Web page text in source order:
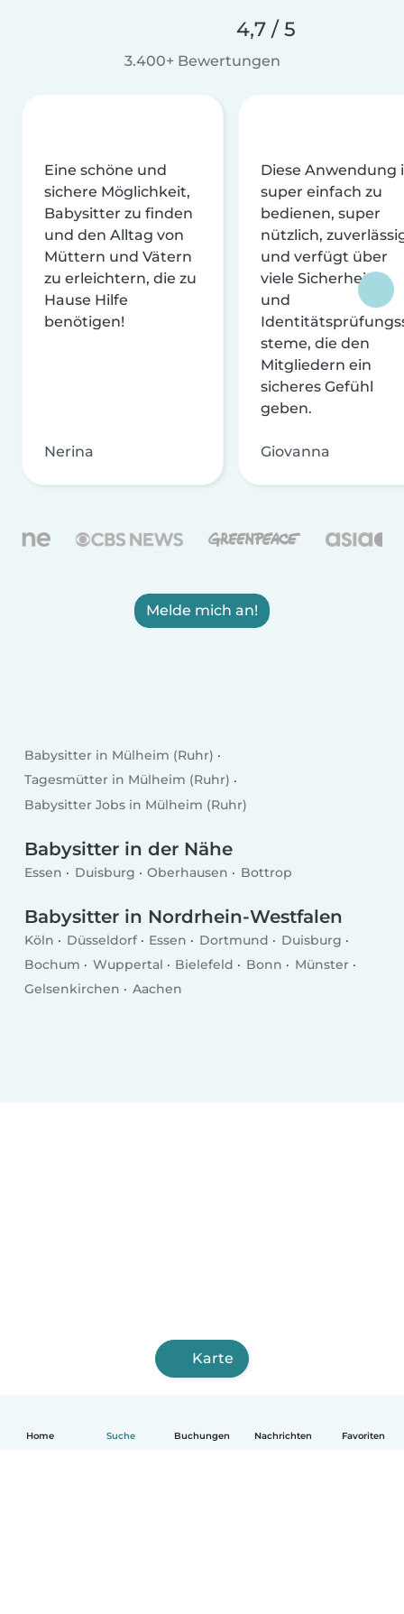
Home Suche Buchungen Nachrichten Favoriten
4,7 / 5
3.400+ Bewertungen
Eine schöne und
sichere Möglichkeit,
Babysitter zu finden
und den Alltag von
Müttern und Vätern
zu erleichtern, die zu
Hause Hilfe
benötigen!
Nerina
Diese Anwendung
super einfach zu
bedienen, super
nützlich,
und verfügt über
viele Sicherheits-
und
steme, die den
Mitgliedern ein
sicheres Gefühl
geben.
Giovanna
Melde mich an!
Babysitter in Mülheim (Ruhr)
Tagesmütter in Mülheim (Ruhr)
Babysitter Jobs in Mülheim (Ruhr)
Babysitter in der Nähe
Essen Duisburg Oberhausen Bottrop
Babysitter in Nordrhein-Westfalen
Köln Düsseldorf Essen Dortmund
Duisburg
Bochum
Wuppertal Bielefeld Bonn
Münster
Gelsenkirchen
Aachen
Karte